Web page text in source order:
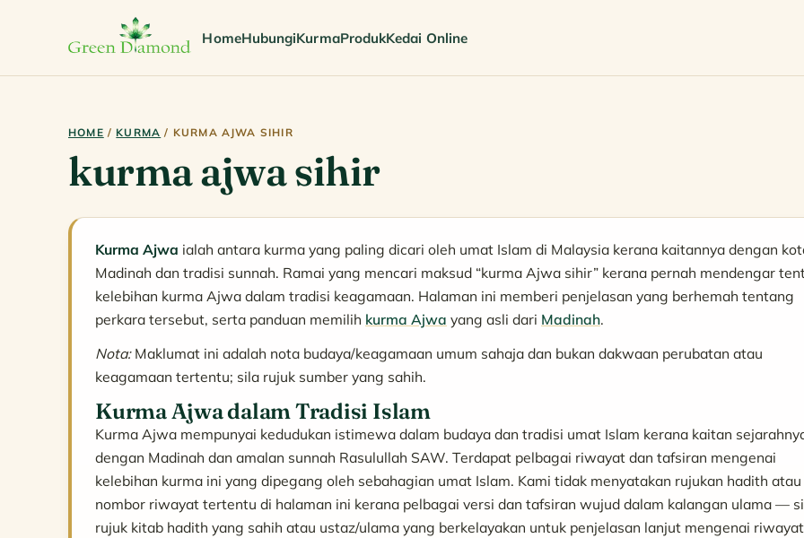
HomeHubungiKurmaProdukKedai Online
HOME / KURMA / KURMA AJWA SIHIR
kurma ajwa sihir
Kurma Ajwa ialah antara kurma yang paling dicari oleh umat Islam di Malaysia kerana kaitannya dengan
Madinah dan tradisi sunnah. Ramai yang mencari maksud “kurma Ajwa sihir” kerana pernah mendengar
kelebihan kurma Ajwa dalam tradisi keagamaan. Halaman ini memberi penjelasan yang berhemah tentang
perkara tersebut, serta panduan memilih kurma Ajwa yang asli dari Madinah.
Nota:Maklumat ini adalah nota budaya/keagamaan umum sahaja dan bukan dakwaan perubatan atau
keagamaan tertentu; sila rujuk sumber yang sahih.
Kurma Ajwa dalam Tradisi Islam
Kurma Ajwa mempunyai kedudukan istimewa dalam budaya dan tradisi umat Islam kerana kaitan
dengan Madinah dan amalan sunnah Rasulullah SAW. Terdapat pelbagai riwayat dan tafsiran mengenai
kelebihan kurma ini yang dipegang oleh sebahagian umat Islam. Kami tidak menyatakan rujukan hadith atau
nombor riwayat tertentu di halaman ini kerana pelbagai versi dan tafsiran wujud dalam kalangan ulama —
rujuk kitab hadith yang sahih atau ustaz/ulama yang berkelayakan untuk penjelasan lanjut mengenai riwayat